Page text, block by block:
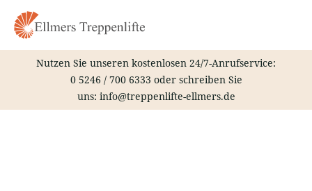
Inhalt
springen
Nutzen Sie unseren kostenlosen 24/7-Anrufservice:
0 5246 / 700 6333 oder schreiben Sie
uns: info@treppenlifte-ellmers.de